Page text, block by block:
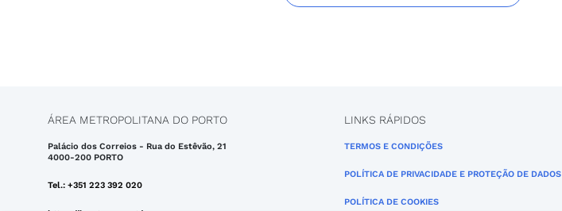
ÁREA METROPOLITANA DO PORTO
Palácio dos Correios - Rua do Estêvão, 21
4000-200 PORTO
Tel.: +351 223 392 020
LINKS RÁPIDOS
TERMOS E CONDIÇÕES
POLÍTICA DE PRIVACIDADE E PROTEÇÃO DE DADOS
POLÍTICA DE COOKIES